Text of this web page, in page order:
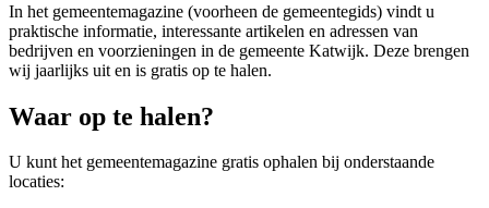
In het gemeentemagazine (voorheen de gemeentegids) vindt u
praktische informatie, interessante artikelen en adressen van
bedrijven en voorzieningen in de gemeente Katwijk. Deze brengen
wij jaarlijks uit en is gratis op te halen.
Waar op te halen?
U kunt het gemeentemagazine gratis ophalen bij onderstaande
locaties: